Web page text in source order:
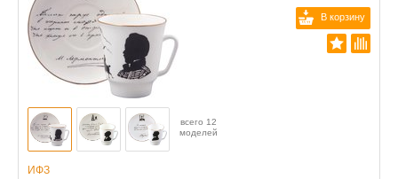
В корзину
всего 12
моделей
ИФЗ